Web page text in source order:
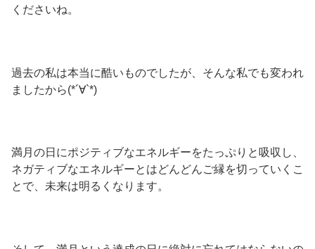
くださいね。
過去の私は本当に酷いものでしたが、そんな私でも変われ
ましたから(*´∀`*)
満月の日にポジティブなエネルギーをたっぷりと吸収し、
ネガティブなエネルギーとはどんどんご縁を切っていくこ
とで、未来は明るくなります。